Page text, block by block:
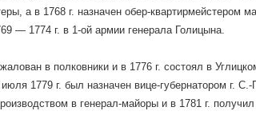
а в 1768 г. назначен обер-квартирмейстером
— 1774 г. в 1-ой армии генерала Голицына.
в полковники и в 1776 г. состоял в
1779 г. был назначен вице-губернатором г. С.-
в генерал-майоры и в 1781 г.